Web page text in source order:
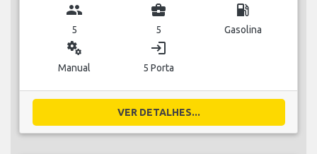
group
5
business_center
5
local_gas_station
Gasolina
miscellaneous_services
Manual
login
5 Porta
VER DETALHES...